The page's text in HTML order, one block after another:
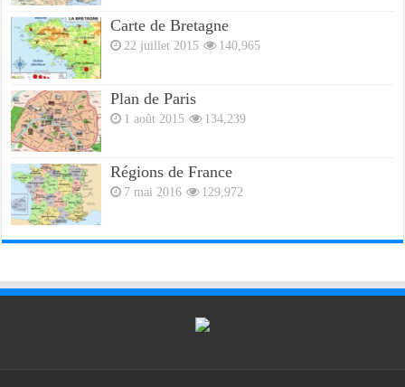
Carte de Bretagne
22 juillet 2015 140,965
Plan de Paris
1 août 2015 134,239
Régions de France
7 mai 2016 129,972